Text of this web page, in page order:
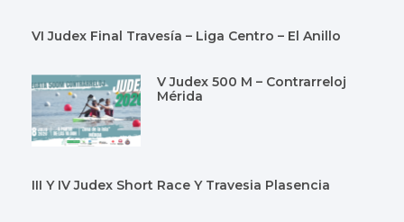
VI Judex Final Travesía – Liga Centro – El Anillo
V Judex 500 M – Contrarreloj
Mérida
III Y IV Judex Short Race Y Travesia Plasencia